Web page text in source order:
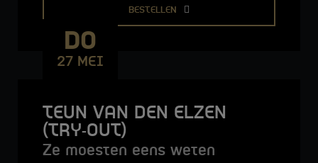
BESTELLEN
DO
27 MEI
TEUN VAN DEN ELZEN
(TRY-OUT)
Ze moesten eens weten